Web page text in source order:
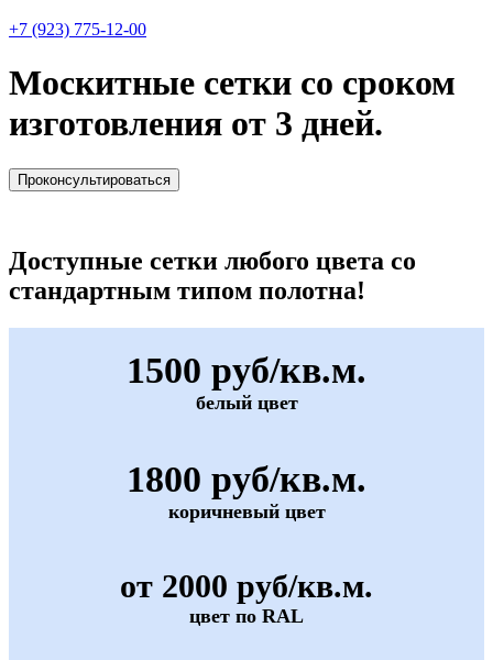
+7 (923) 775-12-00
Москитные сетки со сроком
изготовления от 3 дней.
Проконсультироваться
Доступные сетки любого цвета со
стандартным типом полотна!
1500 руб/кв.м.
белый цвет
1800 руб/кв.м.
коричневый цвет
от 2000 руб/кв.м.
цвет по RAL